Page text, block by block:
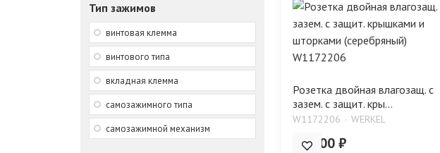
Тип зажимов
винтовая клемма
винтового типа
вкладная клемма
самозажимного типа
самозажимной механизм
Розетка двойная влагозащ. с
зазем. с защит. кры...
W1172206 WERKEL
600.00 ₽